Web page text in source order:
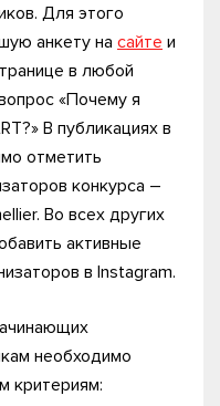
Для этого
анкету на сайте и
в любой
«Почему я
В публикациях в
отметить
конкурса –
Во всех других
активные
в Instagram.
необходимо
критериям: